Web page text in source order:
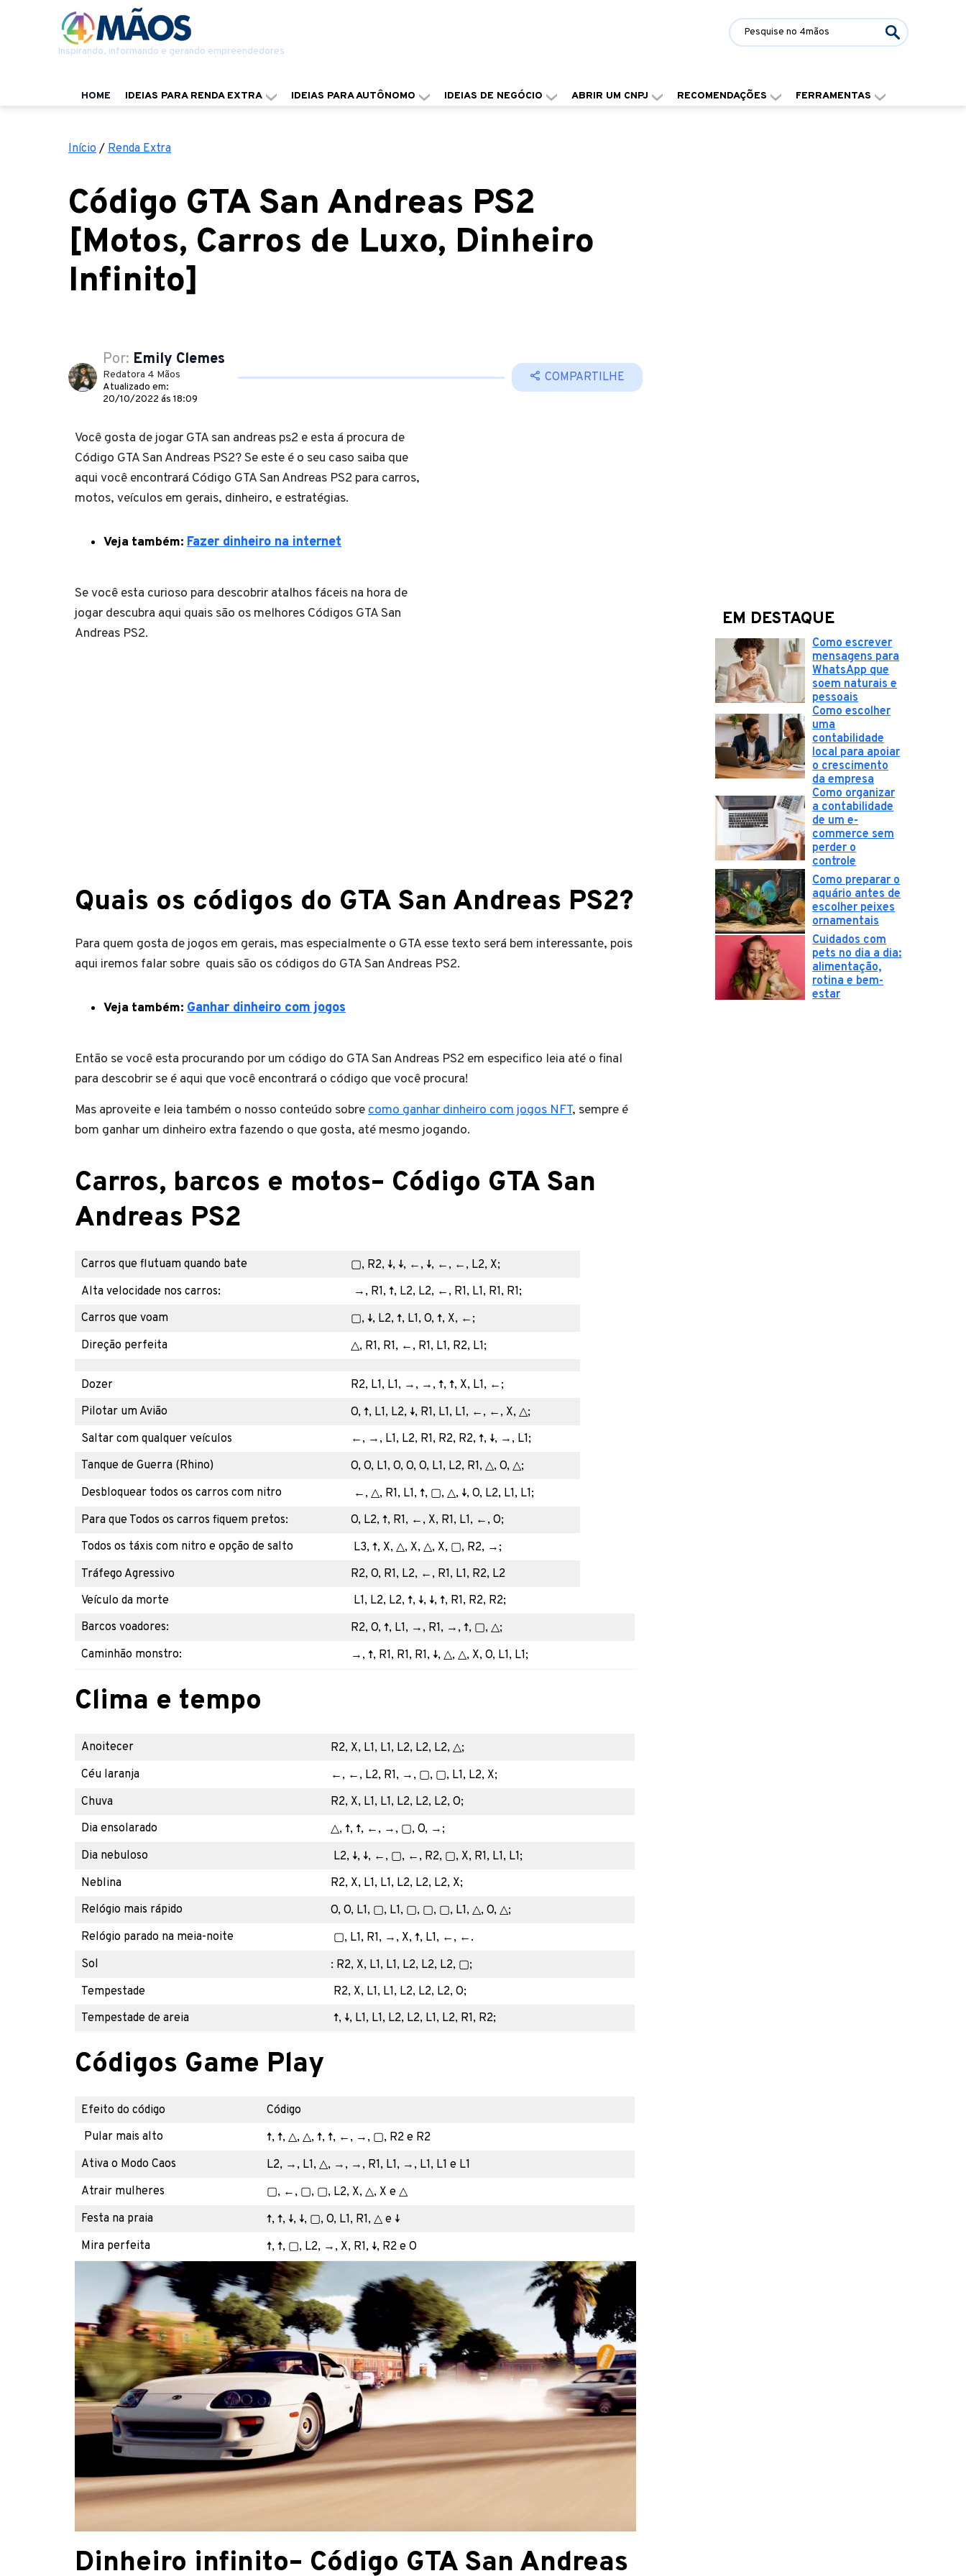
Inspirando, informando e gerando empreendedores
HOME IDEIAS PARA RENDA EXTRA IDEIAS PARA AUTÔNOMO IDEIAS DE NEGÓCIO ABRIR UM CNPJ RECOMENDAÇÕES FERRAMENTAS
Início / Renda Extra
Código GTA San Andreas PS2
[Motos, Carros de Luxo, Dinheiro
Infinito]
Por: Emily Clemes
Redatora 4 Mãos
Atualizado em:
20/10/2022 ás 18:09
COMPARTILHE
Você gosta de jogar GTA san andreas ps2 e esta á procura de
Código GTA San Andreas PS2? Se este é o seu caso saiba que
aqui você encontrará Código GTA San Andreas PS2 para carros,
motos, veículos em gerais, dinheiro, e estratégias.
Veja também: Fazer dinheiro na internet
Se você esta curioso para descobrir atalhos fáceis na hora de
jogar descubra aqui quais são os melhores Códigos GTA San
Andreas PS2.
Quais os códigos do GTA San Andreas PS2?
Para quem gosta de jogos em gerais, mas especialmente o GTA esse texto será bem interessante, pois
aqui iremos falar sobre quais são os códigos do GTA San Andreas PS2.
Veja também: Ganhar dinheiro com jogos
Então se você esta procurando por um código do GTA San Andreas PS2 em especifico leia até o final
para descobrir se é aqui que você encontrará o código que você procura!
Mas aproveite e leia também o nosso conteúdo sobre como ganhar dinheiro com jogos NFT, sempre é
bom ganhar um dinheiro extra fazendo o que gosta, até mesmo jogando.
Carros, barcos e motos– Código GTA San
Andreas PS2
Carros que flutuam quando bate
▢, R2, ↓, ↓, ←, ↓, ←, ←, L2, X;
Alta velocidade nos carros:
→, R1, ↑, L2, L2, ←, R1, L1, R1, R1;
Carros que voam
▢, ↓, L2, ↑, L1, O, ↑, X, ←;
Direção perfeita
△, R1, R1, ←, R1, L1, R2, L1;
Dozer
R2, L1, L1, →, →, ↑, ↑, X, L1, ←;
Pilotar um Avião
O, ↑, L1, L2, ↓, R1, L1, L1, ←, ←, X, △;
Saltar com qualquer veículos
←, →, L1, L2, R1, R2, R2, ↑, ↓, →, L1;
Tanque de Guerra (Rhino)
O, O, L1, O, O, O, L1, L2, R1, △, O, △;
Desbloquear todos os carros com nitro
←, △, R1, L1, ↑, ▢, △, ↓, O, L2, L1, L1;
Para que Todos os carros fiquem pretos:
O, L2, ↑, R1, ←, X, R1, L1, ←, O;
Todos os táxis com nitro e opção de salto
L3, ↑, X, △, X, △, X, ▢, R2, →;
Tráfego Agressivo
R2, O, R1, L2, ←, R1, L1, R2, L2
Veículo da morte
L1, L2, L2, ↑, ↓, ↓, ↑, R1, R2, R2;
Barcos voadores:
R2, O, ↑, L1, →, R1, →, ↑, ▢, △;
Caminhão monstro:
→, ↑, R1, R1, R1, ↓, △, △, X, O, L1, L1;
Clima e tempo
Anoitecer
R2, X, L1, L1, L2, L2, L2, △;
Céu laranja
←, ←, L2, R1, →, ▢, ▢, L1, L2, X;
Chuva
R2, X, L1, L1, L2, L2, L2, O;
Dia ensolarado
△, ↑, ↑, ←, →, ▢, O, →;
Dia nebuloso
L2, ↓, ↓, ←, ▢, ←, R2, ▢, X, R1, L1, L1;
Neblina
R2, X, L1, L1, L2, L2, L2, X;
Relógio mais rápido
O, O, L1, ▢, L1, ▢, ▢, ▢, L1, △, O, △;
Relógio parado na meia-noite
▢, L1, R1, →, X, ↑, L1, ←, ←.
Sol
: R2, X, L1, L1, L2, L2, L2, ▢;
Tempestade
R2, X, L1, L1, L2, L2, L2, O;
Tempestade de areia
↑, ↓, L1, L1, L2, L2, L1, L2, R1, R2;
Códigos Game Play
Efeito do código
Código
Pular mais alto
↑, ↑, △, △, ↑, ↑, ←, →, ▢, R2 e R2
Ativa o Modo Caos
L2, →, L1, △, →, →, R1, L1, →, L1, L1 e L1
Atrair mulheres
▢, ←, ▢, ▢, L2, X, △, X e △
Festa na praia
↑, ↑, ↓, ↓, ▢, O, L1, R1, △ e ↓
Mira perfeita
↑, ↑, ▢, L2, →, X, R1, ↓, R2 e O
Dinheiro infinito– Código GTA San Andreas
EM DESTAQUE
Como escrever
mensagens para
WhatsApp que
soem naturais e
pessoais
Como escolher
uma
contabilidade
local para apoiar
o crescimento
da empresa
Como organizar
a contabilidade
de um e-
commerce sem
perder o
controle
Como preparar o
aquário antes de
escolher peixes
ornamentais
Cuidados com
pets no dia a dia:
alimentação,
rotina e bem-
estar